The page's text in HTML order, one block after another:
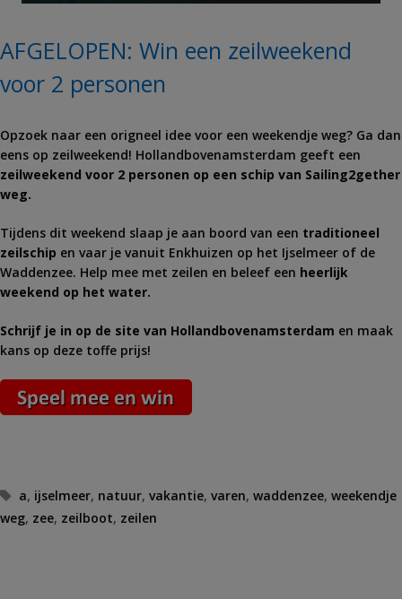
AFGELOPEN: Win een zeilweekend
voor 2 personen
Opzoek naar een origneel idee voor een weekendje weg? Ga dan
eens op zeilweekend! Hollandbovenamsterdam geeft een
zeilweekend voor 2 personen op een schip van Sailing2gether
weg.
Tijdens dit weekend slaap je aan boord van een traditioneel
zeilschip en vaar je vanuit Enkhuizen op het Ijselmeer of de
Waddenzee. Help mee met zeilen en beleef een heerlijk
weekend op het water.
Schrijf je in op de site van Hollandbovenamsterdam en maak
kans op deze toffe prijs!
Tags
a, ijselmeer, natuur,vakantie,varen,waddenzee,weekendje
weg, zee, zeilboot, zeilen